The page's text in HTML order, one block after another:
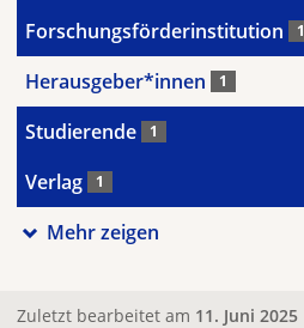
Forschungsförderinstitution 1
Herausgeber*innen 1
Studierende 1
Verlag 1
Mehr zeigen
Zuletzt bearbeitet am 11. Juni 2025